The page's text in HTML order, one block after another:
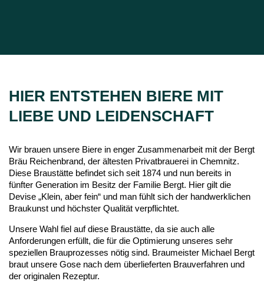
HIER ENTSTEHEN BIERE MIT
LIEBE UND LEIDENSCHAFT
Wir brauen unsere Biere in enger Zusammenarbeit mit der Bergt
Bräu Reichenbrand, der ältesten Privatbrauerei in Chemnitz.
Diese Braustätte befindet sich seit 1874 und nun bereits in
fünfter Generation im Besitz der Familie Bergt. Hier gilt die
Devise „Klein, aber fein“ und man fühlt sich der handwerklichen
Braukunst und höchster Qualität verpflichtet.
Unsere Wahl fiel auf diese Braustätte, da sie auch alle
Anforderungen erfüllt, die für die Optimierung unseres sehr
speziellen Brauprozesses nötig sind. Braumeister Michael Bergt
braut unsere Gose nach dem überlieferten Brauverfahren und
der originalen Rezeptur.